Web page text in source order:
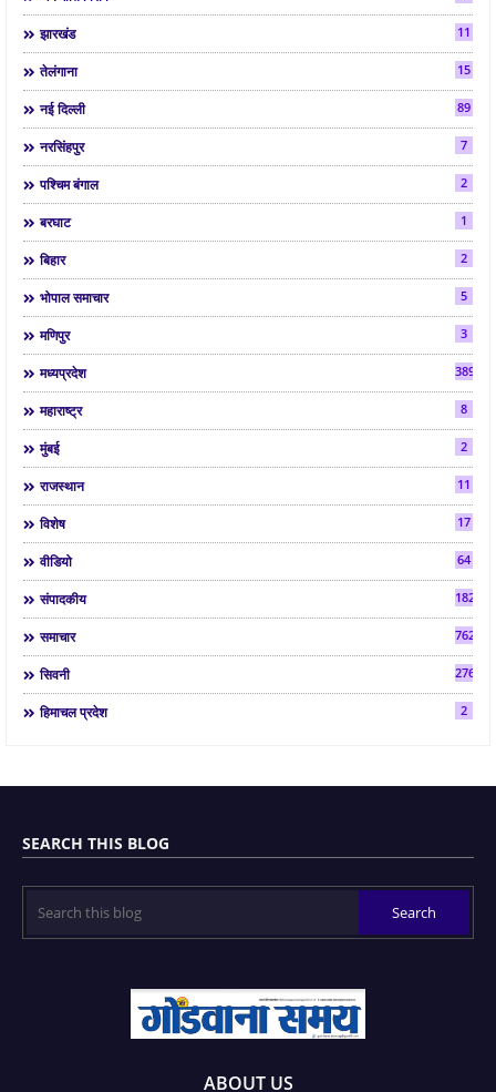
झारखंड 11
तेलंगाना 15
नई दिल्ली 89
नरसिंहपुर 7
पश्चिम बंगाल 2
बरघाट 1
बिहार 2
भोपाल समाचार 5
मणिपुर 3
मध्यप्रदेश 3892
महाराष्ट्र 8
मुंबई 2
राजस्थान 11
विशेष 17
वीडियो 64
संपादकीय 182
समाचार 7624
सिवनी 2763
हिमाचल प्रदेश 2
SEARCH THIS BLOG
ABOUT US